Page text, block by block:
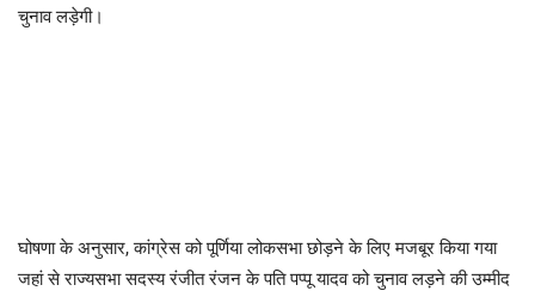
चुनाव लड़ेगी।
घोषणा के अनुसार, कांग्रेस को पूर्णिया लोकसभा छोड़ने के लिए मजबूर किया गया
जहां से राज्यसभा सदस्य रंजीत रंजन के पति पप्पू यादव को चुनाव लड़ने की उम्मीद